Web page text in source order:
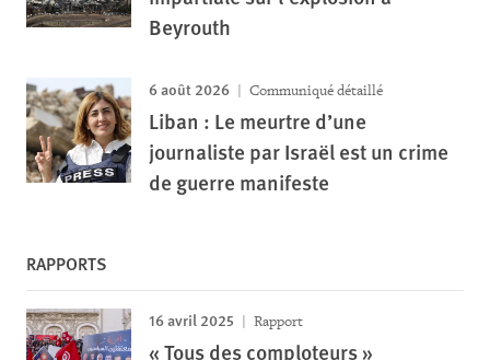
Beyrouth
6 août 2026 Communiqué détaillé
Liban : Le meurtre d’une
journaliste par Israël est un crime
de guerre manifeste
RAPPORTS
16 avril 2025 Rapport
« Tous des comploteurs »